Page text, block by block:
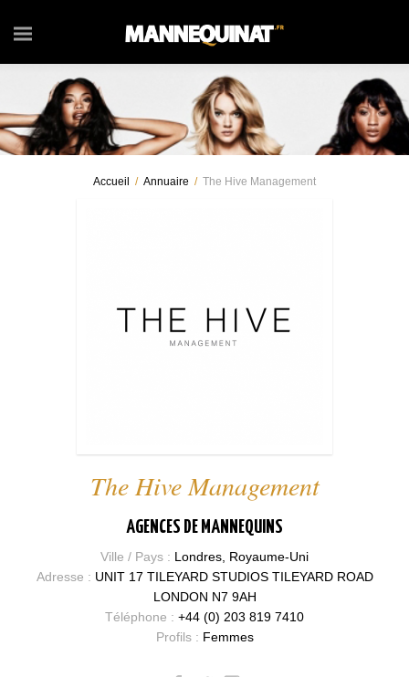
Accueil / Annuaire / The Hive Management
The Hive Management
AGENCES DE MANNEQUINS
Ville / Pays : Londres, Royaume-Uni
Adresse : UNIT 17 TILEYARD STUDIOS TILEYARD ROAD
LONDON N7 9AH
Téléphone : +44 (0) 203 819 7410
Profils : Femmes